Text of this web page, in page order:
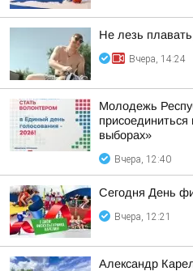
Не лезь
Вчера, 14:24
Молодежь
присоединиться
выборах»
Вчера, 12:40
Сегодня День
Вчера, 12:21
Александр